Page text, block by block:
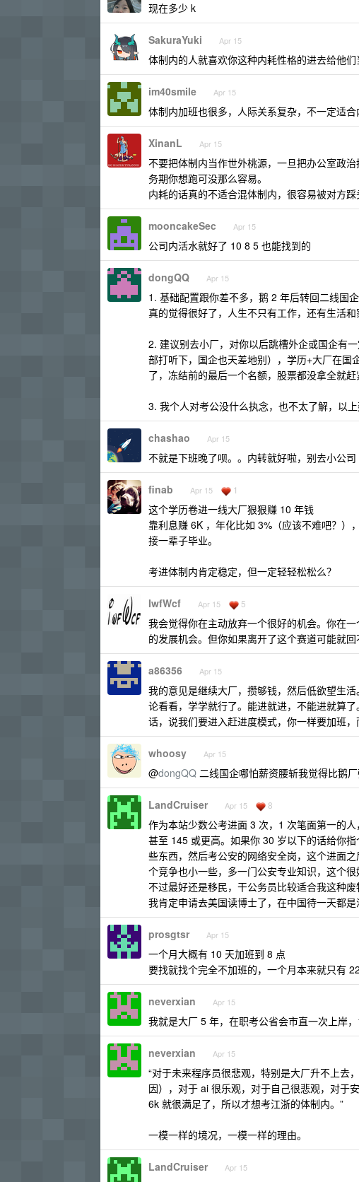
现在多少 k
SakuraYuki Apr 15
体制内的人就喜欢你这种内耗性格的进去给他们
im40smile Apr 15
体制内加班也很多，人际关系复杂，不一定适合
XinanL Apr 15
不要把体制内当作世外桃源，一旦把办公室政
务期你想跑可没那么容易。
内耗的话真的不适合混体制内，很容易被对方
mooncakeSec Apr 15
公司内活水就好了 10 8 5 也能找到的
dongQQ Apr 15
1. 基础配置跟你差不多，鹅 2 年后转回二线国
真的觉得很好了，人生不只有工作，还有生活和
2. 建议别去小厂，对你以后跳槽外企或国企有
部打听下，国企也天差地别），学历+大厂在
了，冻结前的最后一个名额，股票都没拿全就赶
3. 我个人对考公没什么执念，也不太了解，以
chashao Apr 15
不就是下班晚了呗。。内转就好啦，别去小公司
finab Apr 15 1
这个学历卷进一线大厂狠狠赚 10 年钱
靠利息赚 6K ，年化比如 3%（应该不难吧？）
接一辈子毕业。
考进体制内肯定稳定，但一定轻轻松松么？
IwfWcf Apr 15 5
我会觉得你在主动放弃一个很好的机会。你在
的发展机会。但你如果离开了这个赛道可能就回
a86356 Apr 15
我的意见是继续大厂，攒够钱，然后低欲望生
论看看，学学就行了。能进就进，不能进就算
话，说我们要进入赶进度模式，你一样要加班
whoosy Apr 15
@dongQQ 二线国企哪怕薪资腰斩我觉得比鹅
LandCruiser Apr 15 8
作为本站少数公考进面 3 次，1 次笔面第一的
甚至 145 或更高。如果你 30 岁以下的话给你
些东西，然后考公安的网络安全岗，这个进面
个竞争也小一些，多一门公安专业知识，这个
不过最好还是移民，干公务员比较适合我这种
我肯定申请去美国读博士了，在中国待一天都是
prosgtsr Apr 15
一个月大概有 10 天加班到 8 点
要找就找个完全不加班的，一个月本来就只有
neverxian Apr 15
我就是大厂 5 年，在职考公省会市直一次上岸
neverxian Apr 15
“对于未来程序员很悲观，特别是大厂升不上去
因），对于 ai 很乐观，对于自己很悲观，对于
6k 就很满足了，所以才想考江浙的体制内。”
一模一样的境况，一模一样的理由。
LandCruiser Apr 15